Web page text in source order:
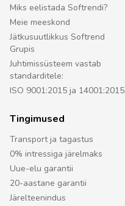
Miks eelistada Softrendi?
Meie meeskond
Jätkusuutlikkus Softrend
Grupis
Juhtimissüsteem vastab
standarditele:
ISO 9001:2015 ja 14001:2015
Tingimused
Transport ja tagastus
0% intressiga järelmaks
Uue-elu garantii
20-aastane garantii
Järelteenindus